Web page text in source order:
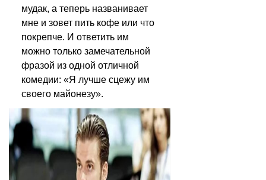
мудак, а теперь названивает
мне и зовет пить кофе или что
покрепче. И ответить им
можно только замечательной
фразой из одной отличной
комедии: «Я лучше сцежу им
своего майонезу».